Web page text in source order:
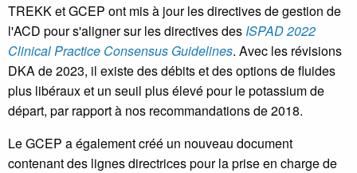
TREKK et GCEP ont mis à jour les directives de gestion de
l'ACD pour s'aligner sur les directives des ISPAD 2022
Clinical Practice Consensus Guidelines. Avec les révisions
DKA de 2023, il existe des débits et des options de fluides
plus libéraux et un seuil plus élevé pour le potassium de
départ, par rapport à nos recommandations de 2018.
Le GCEP a également créé un nouveau document
contenant des lignes directrices pour la prise en charge de